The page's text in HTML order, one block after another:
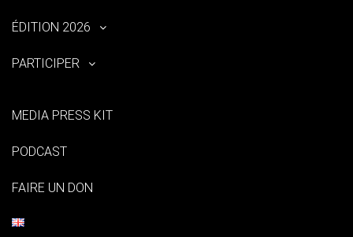
ÉDITION 2026
PARTICIPER
MEDIA PRESS KIT
PODCAST
FAIRE UN DON